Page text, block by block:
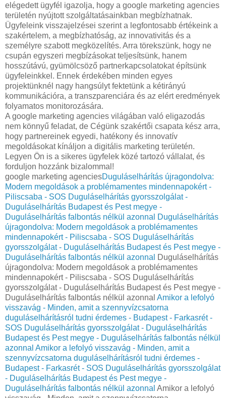
elégedett ügyfél igazolja, hogy a google marketing agencies
területén nyújtott szolgáltatásainkban megbízhatnak.
Ügyfeleink visszajelzései szerint a legfontosabb értékeink a
szakértelem, a megbízhatóság, az innovativitás és a
személyre szabott megközelítés. Arra törekszünk, hogy ne
csupán egyszeri megbízásokat teljesítsünk, hanem
hosszútávú, gyümölcsöző partnerkapcsolatokat építsünk
ügyfeleinkkel. Ennek érdekében minden egyes
projektünknél nagy hangsúlyt fektetünk a kétirányú
kommunikációra, a transzparenciára és az elért eredmények
folyamatos monitorozására.
A google marketing agencies világában való eligazodás
nem könnyű feladat, de Cégünk szakértői csapata kész arra,
hogy partnereinek egyedi, hatékony és innovatív
megoldásokat kínáljon a digitális marketing területén.
Legyen Ön is a sikeres ügyfelek közé tartozó vállalat, és
forduljon hozzánk bizalommal!
google marketing agenciesDuguláselhárítás újragondolva:
Modern megoldások a problémamentes mindennapokért -
Piliscsaba - SOS Duguláselhárítás gyorsszolgálat -
Duguláselhárítás Budapest és Pest megye -
Duguláselhárítás falbontás nélkül azonnal
Duguláselhárítás
újragondolva: Modern megoldások a problémamentes
mindennapokért - Piliscsaba - SOS Duguláselhárítás
gyorsszolgálat - Duguláselhárítás Budapest és Pest megye -
Duguláselhárítás falbontás nélkül azonnal
Duguláselhárítás
újragondolva: Modern megoldások a problémamentes
mindennapokért - Piliscsaba - SOS Duguláselhárítás
gyorsszolgálat - Duguláselhárítás Budapest és Pest megye -
Duguláselhárítás falbontás nélkül azonnal Amikor a lefolyó
visszavág - Minden, amit a szennyvízcsatorna
duguláselhárításról tudni érdemes - Budapest - Farkasrét -
SOS Duguláselhárítás gyorsszolgálat - Duguláselhárítás
Budapest és Pest megye - Duguláselhárítás falbontás nélkül
azonnal Amikor a lefolyó visszavág - Minden, amit a
szennyvízcsatorna duguláselhárításról tudni érdemes -
Budapest - Farkasrét - SOS Duguláselhárítás gyorsszolgálat
- Duguláselhárítás Budapest és Pest megye -
Duguláselhárítás falbontás nélkül azonnal Amikor a lefolyó